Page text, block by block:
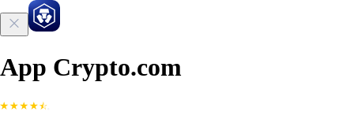
App Crypto.com